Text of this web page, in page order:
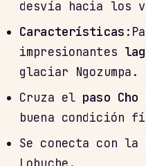
desvía hacia los
Características
impresionantes
glaciar Ngozumpa.
Cruza el paso Cho
buena condición
Se conecta con